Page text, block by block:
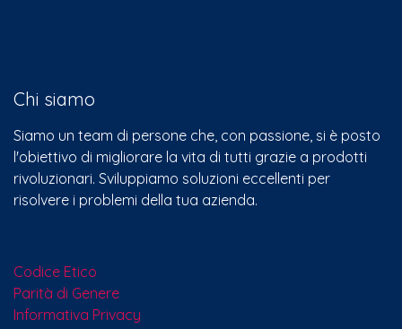
Chi siamo
Siamo un team di persone che, con passione, si è posto
l'obiettivo di migliorare la vita di tutti grazie a prodotti
rivoluzionari. Sviluppiamo soluzioni eccellenti per
risolvere i problemi della tua azienda.
Codice Etico
Parità di Genere
Informativa Privacy